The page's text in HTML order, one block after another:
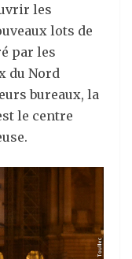
les
lots de
par les
du Nord
bureaux, la
le centre